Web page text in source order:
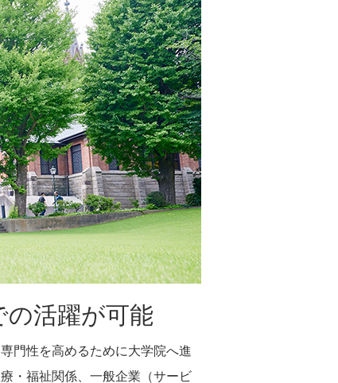
活躍が可能
門性を高めるために大学院へ進
・福祉関係、一般企業（サービ